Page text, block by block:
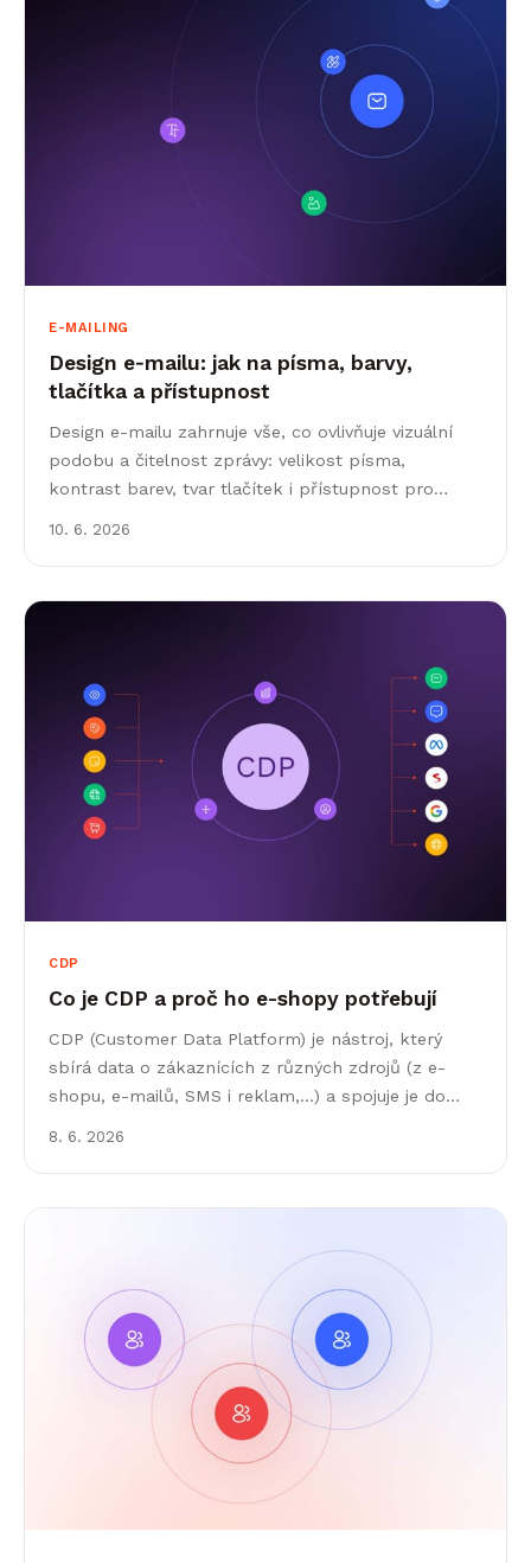
E-MAILING
Design e‑mailu: jak na písma, barvy,
tlačítka a přístupnost
Design e-mailu zahrnuje vše, co ovlivňuje vizuální
podobu a čitelnost zprávy: velikost písma,
kontrast barev, tvar tlačítek i přístupnost pro
10. 6. 2026
CDP
Co je CDP a proč ho e-shopy potřebují
CDP (Customer Data Platform) je nástroj, který
sbírá data o zákaznících z různých zdrojů (z e-
shopu, e-mailů, SMS i reklam,...) a spojuje je do
8. 6. 2026